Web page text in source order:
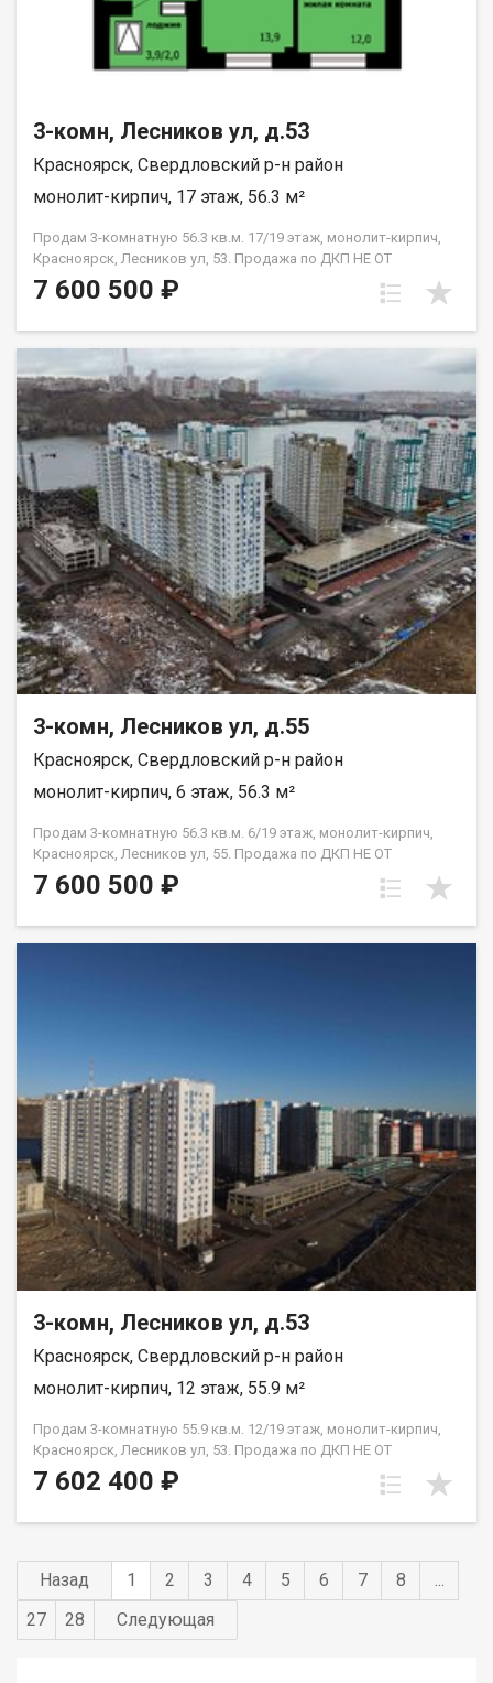
3-комн, Лесников ул, д.53
Красноярск, Свердловский р-н район
монолит-кирпич, 17 этаж, 56.3 м²
Продам 3-комнатную 56.3 кв.м. 17/19 этаж, монолит-кирпич,
Красноярск, Лесников ул, 53. Продажа по ДКП НЕ ОТ
ЗАСТРОЙЩИКА
7 600 500 ₽
3-комн, Лесников ул, д.55
Красноярск, Свердловский р-н район
монолит-кирпич, 6 этаж, 56.3 м²
Продам 3-комнатную 56.3 кв.м. 6/19 этаж, монолит-кирпич,
Красноярск, Лесников ул, 55. Продажа по ДКП НЕ ОТ
ЗАСТРОЙЩИКА
7 600 500 ₽
3-комн, Лесников ул, д.53
Красноярск, Свердловский р-н район
монолит-кирпич, 12 этаж, 55.9 м²
Продам 3-комнатную 55.9 кв.м. 12/19 этаж, монолит-кирпич,
Красноярск, Лесников ул, 53. Продажа по ДКП НЕ ОТ
ЗАСТРОЙЩИКА
7 602 400 ₽
Назад 1 2 3 4 5 6 7 8
...
27
28 Следующая